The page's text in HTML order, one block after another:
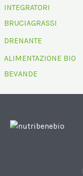
INTEGRATORI
BRUCIAGRASSI
DRENANTE
ALIMENTAZIONE BIO
BEVANDE